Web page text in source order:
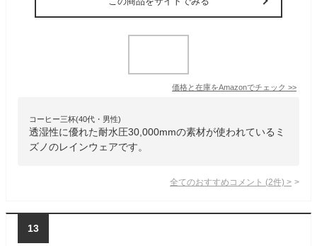
価格と在庫をAmazonでチェック >>
コーヒー三杯(40代・男性)
透湿性に優れた耐水圧30,000mmの素材が使われているミ
ズノのレインウェアです。
全てのおすすめコメント (2件) >
13